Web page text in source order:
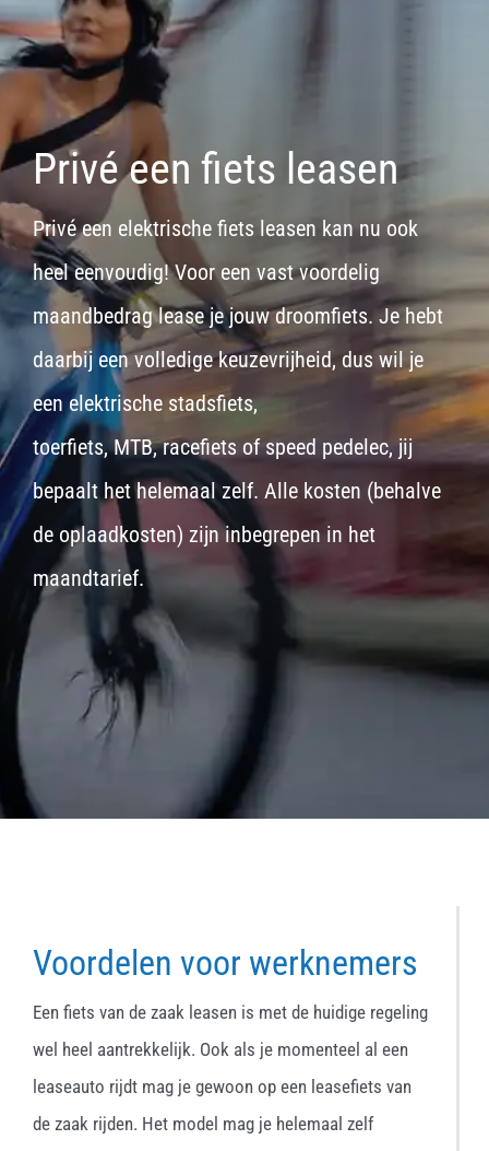
Privé een fiets leasen
Privé een elektrische fiets leasen kan nu ook
heel eenvoudig! Voor een vast voordelig
maandbedrag lease je jouw droomfiets. Je hebt
daarbij een volledige keuzevrijheid, dus wil je
eenelektrische stadsfiets,
toerfiets,MTB,racefietsof speed pedelec, jij
bepaalt het helemaal zelf. Alle kosten (behalve
de oplaadkosten) zijn inbegrepen in het
maandtarief.
Voordelen voor werknemers
Een fiets van de zaak leasen is met de huidige regeling
wel heel aantrekkelijk. Ook als je momenteel al een
leaseauto rijdt mag je gewoon op een leasefiets van
de zaak rijden. Het model mag je helemaal zelf